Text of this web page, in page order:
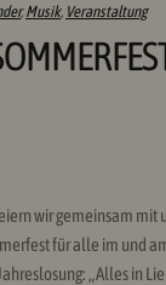
,Musik, Veranstaltung
wir gemeinsam mit
für alle im und
„Alles in